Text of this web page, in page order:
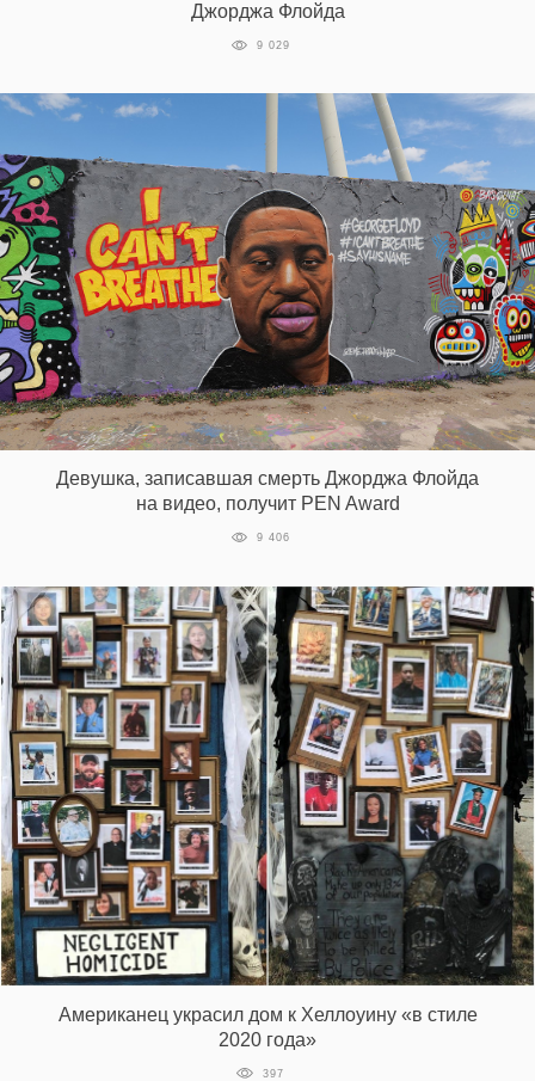
Джорджа Флойда
9 029
Девушка, записавшая смерть Джорджа Флойда
на видео, получит PEN Award
9 406
Американец украсил дом к Хеллоуину «в стиле
2020 года»
397